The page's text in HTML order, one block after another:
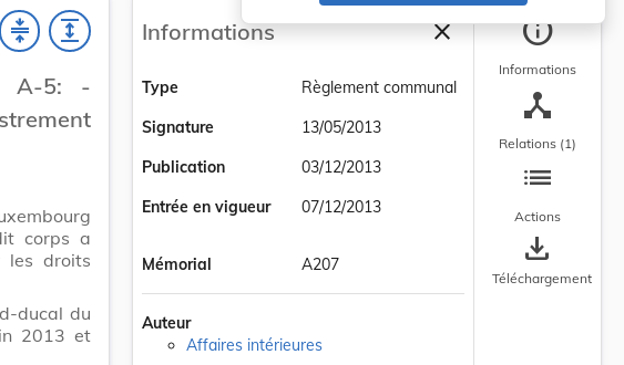
compress expand
A-5: -
corps a
les droits
ducal du
2013 et
Informations closeFermer la barre
Type
Règlement communal
Signature
13/05/2013
Publication
03/12/2013
Entrée en vigueur
07/12/2013
Mémorial A207
Auteur
Affaires intérieures
info
Informations
device_hub
Relations (1)
list
Actions
save_alt
Téléchargement